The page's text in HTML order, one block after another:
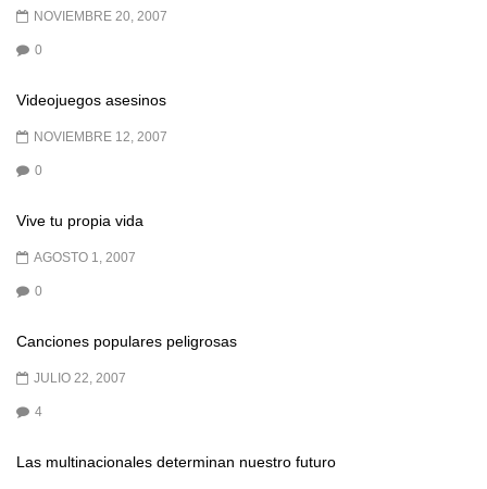
NOVIEMBRE 20, 2007
0
Videojuegos asesinos
NOVIEMBRE 12, 2007
0
Vive tu propia vida
AGOSTO 1, 2007
0
Canciones populares peligrosas
JULIO 22, 2007
4
Las multinacionales determinan nuestro futuro